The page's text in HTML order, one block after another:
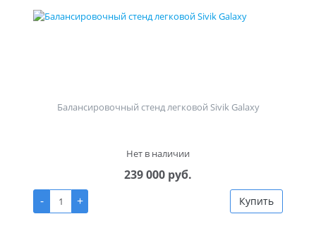
Балансировочный стенд легковой Sivik Galaxy
Нет в наличии
239 000 руб.
-
+ Купить